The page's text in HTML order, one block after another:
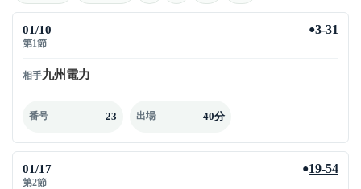
01/10
第1節
●3-31
相手九州電力
番号 23 出場 40分
01/17
第2節
●19-54